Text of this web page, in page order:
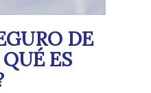
DE
ES